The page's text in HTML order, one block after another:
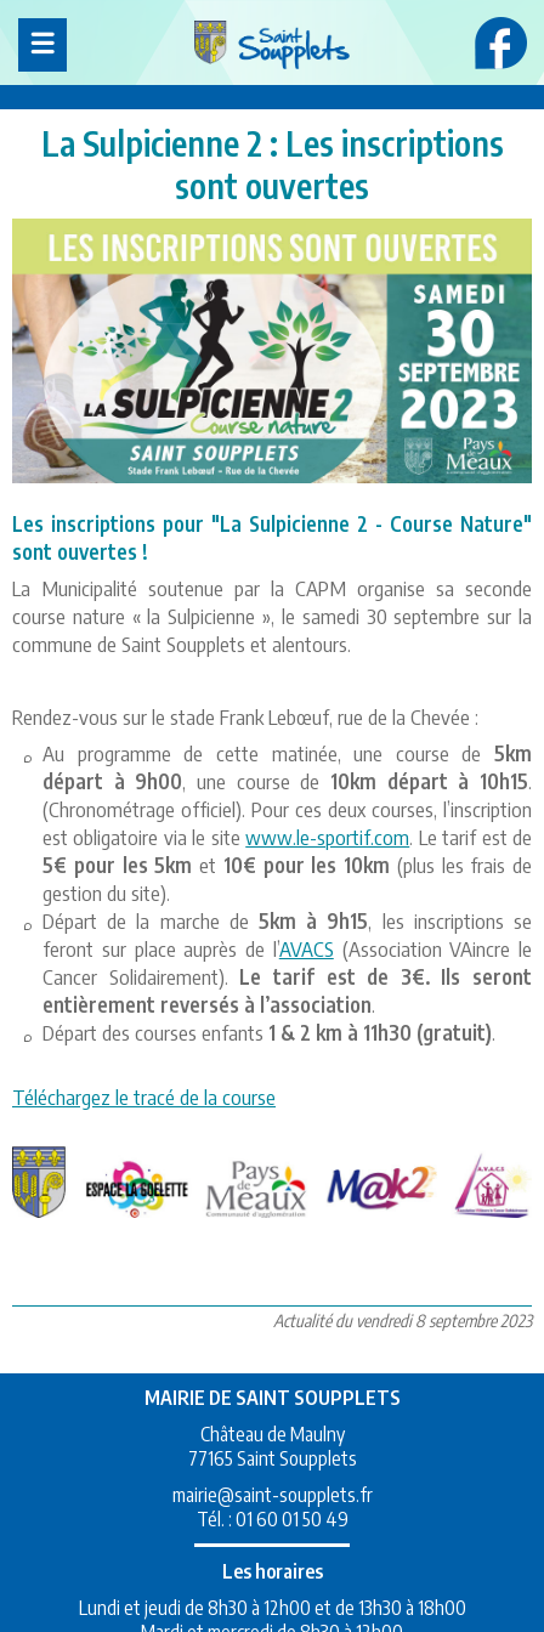
La Sulpicienne 2 : Les inscriptions
sont ouvertes
Les inscriptions pour "La Sulpicienne 2 - Course Nature"
sont ouvertes !
La Municipalité soutenue par la CAPM organise sa seconde
course nature « la Sulpicienne », le samedi 30 septembre sur la
commune de Saint Soupplets et alentours.
Rendez-vous sur le stade Frank Lebœuf, rue de la Chevée :
Au programme de cette matinée, une course de 5km
départ à 9h00, une course de 10km départ à 10h15.
(Chronométrage officiel). Pour ces deux courses, l’inscription
est obligatoire via le sitewww.le-sportif.com. Le tarif est de
5€ pour les 5km et 10€ pour les 10km (plus les frais de
gestion du site).
Départ de la marche de 5km à 9h15, les inscriptions se
feront sur place auprès de l’AVACS (Association VAincre le
Cancer Solidairement). Le tarif est de 3€. Ils seront
entièrement reversés à l’association.
Départ des courses enfants 1 & 2 km à 11h30 (gratuit).
Téléchargez le tracé de la course
Actualité du vendredi 8 septembre 2023
MAIRIE DE SAINT SOUPPLETS
Château de Maulny
77165 Saint Soupplets
mairie@saint-soupplets.fr
Tél. : 01 60 01 50 49
Les horaires
Lundi et jeudi de 8h30 à 12h00 et de 13h30 à 18h00
Panneau de gestion des cookies